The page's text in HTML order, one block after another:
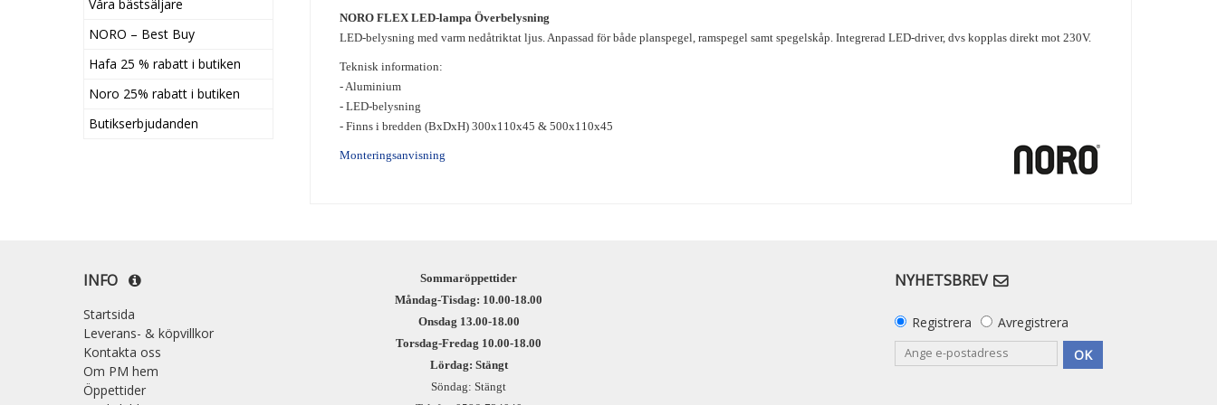
Våra bästsäljare
NORO – Best Buy
Hafa 25 % rabatt i butiken
Noro 25% rabatt i butiken
Butikserbjudanden
NORO FLEX LED-lampa Överbelysning
LED-belysning med varm nedåtriktat ljus. Anpassad för både planspegel, ramspegel samt spegelskåp. Integrerad LED-driver, dvs kopplas direkt mot 230V.
Teknisk information:
- Aluminium
- LED-belysning
- Finns i bredden (BxDxH) 300x110x45 & 500x110x45
Monteringsanvisning
INFO
Startsida
Leverans- & köpvillkor
Kontakta oss
Om PM hem
Öppettider
Sommaröppettider
Måndag-Tisdag: 10.00-18.00
Onsdag 13.00-18.00
Torsdag-Fredag 10.00-18.00
Lördag: Stängt
Söndag: Stängt
NYHETSBREV
Registrera
Avregistrera
OK